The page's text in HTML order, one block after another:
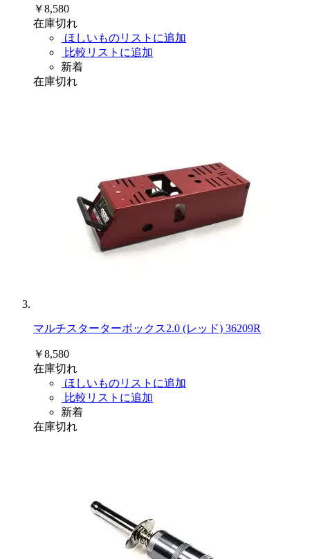
￥8,580
在庫切れ
ほしいものリストに追加
比較リストに追加
新着
在庫切れ
マルチスターターボックス2.0 (レッド) 36209R
￥8,580
在庫切れ
ほしいものリストに追加
比較リストに追加
新着
在庫切れ